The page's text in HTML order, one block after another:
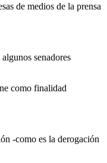
de medios de la prensa
senadores
como finalidad
-como es la derogación